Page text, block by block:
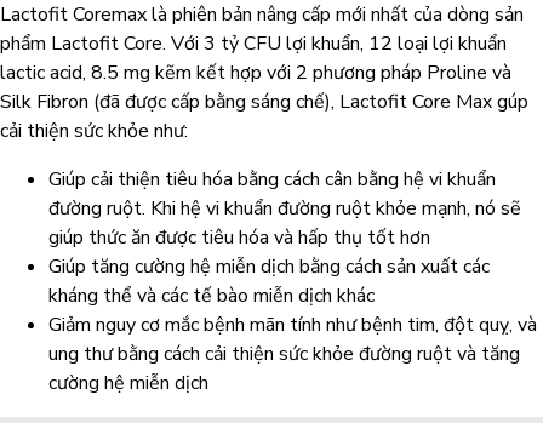
Lactofit Coremax là phiên bản nâng cấp mới nhất của dòng sản
phẩm Lactofit Core. Với 3 tỷ CFU lợi khuẩn, 12 loại lợi khuẩn
lactic acid, 8.5 mg kẽm kết hợp với 2 phương pháp Proline và
Silk Fibron (đã được cấp bằng sáng chế), Lactofit Core Max gúp
cải thiện sức khỏe như:
Giúp cải thiện tiêu hóa bằng cách cân bằng hệ vi khuẩn
đường ruột. Khi hệ vi khuẩn đường ruột khỏe mạnh, nó sẽ
giúp thức ăn được tiêu hóa và hấp thụ tốt hơn
Giúp tăng cường hệ miễn dịch bằng cách sản xuất các
kháng thể và các tế bào miễn dịch khác
Giảm nguy cơ mắc bệnh mãn tính như bệnh tim, đột quỵ, và
ung thư bằng cách cải thiện sức khỏe đường ruột và tăng
cường hệ miễn dịch